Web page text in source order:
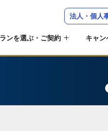
法人・個人
ンを選ぶ・ご契約 キャン